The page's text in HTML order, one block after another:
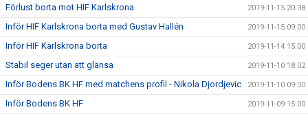
Förlust borta mot HIF Karlskrona 2019-11-15 20:38
Inför HIF Karlskrona borta med Gustav Hallén 2019-11-15 09:00
Inför HIF Karlskrona borta 2019-11-14 15:00
Stabil seger utan att glänsa 2019-11-10 18:02
Inför Bodens BK HF med matchens profil - Nikola Djordjevic 2019-11-10 09:00
Inför Bodens BK HF 2019-11-09 15:00